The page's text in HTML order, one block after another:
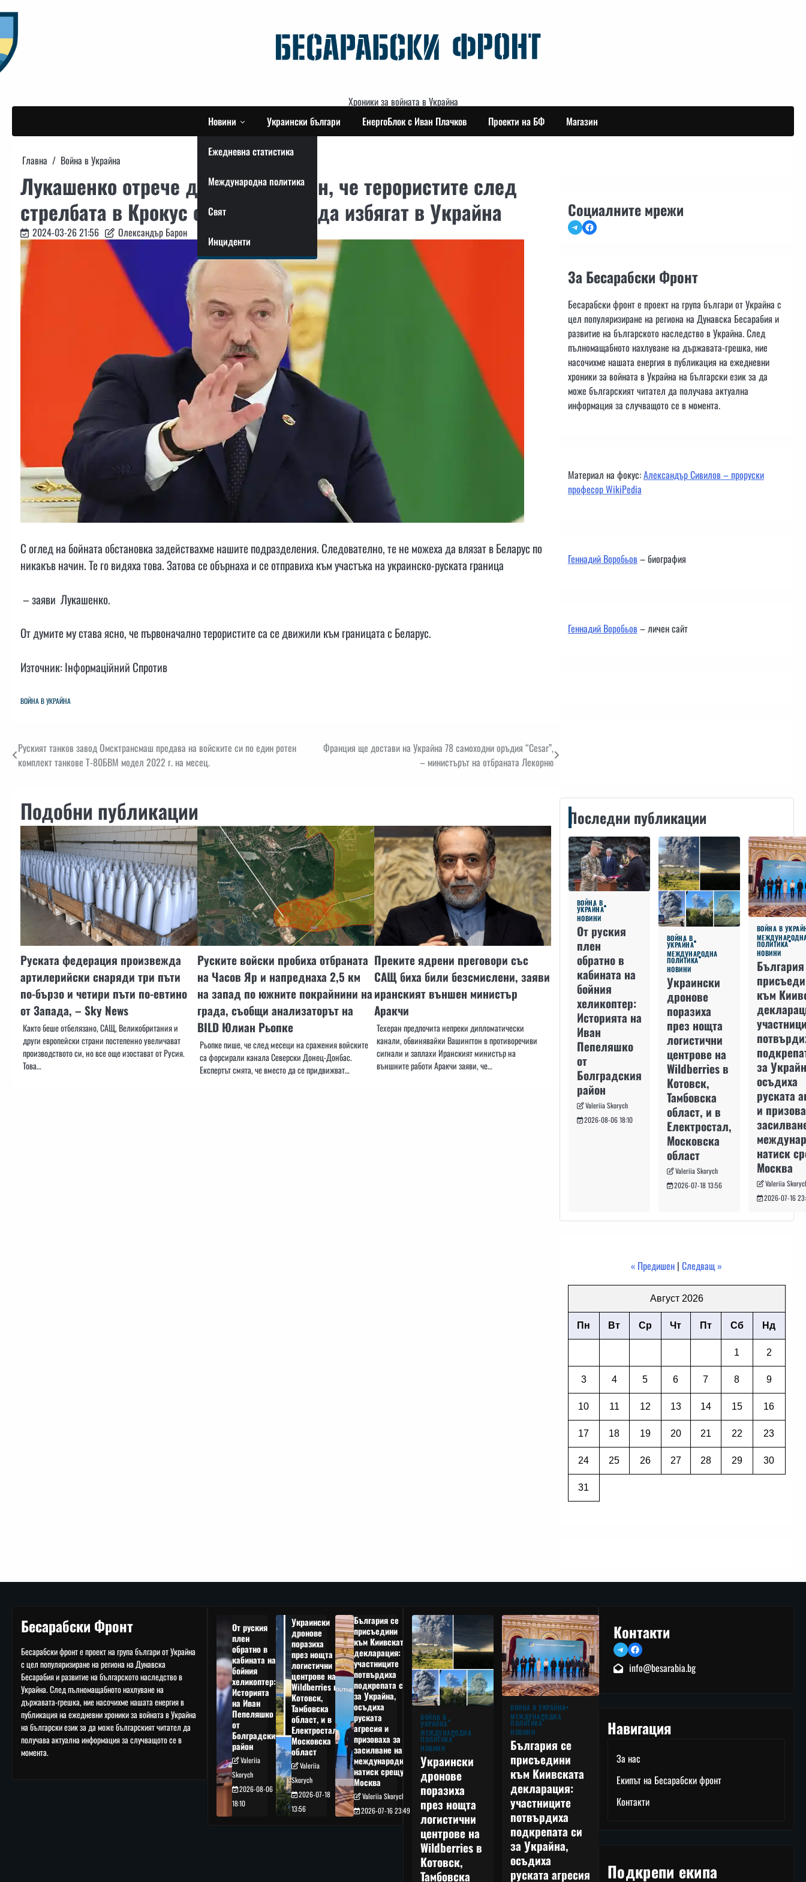
to
content
Хроники за войната в Украйна
Новини
Ежедневна статистика
Международна политика
Свят
Инциденти
Украински българи ЕнергоБлок с Иван Плачков Проекти на БФ Магазин
Главна Война в Украйна
Лукашенко отрече думите на Путин, че терористите след
стрелбата в Крокус са се опитали да избягат в Украйна
2024-03-26 21:56 Олександър Барон
С оглед на бойната обстановка задействахме нашите подразделения. Следователно, те не можеха да влязат в Беларус по
никакъв начин. Те го видяха това. Затова се обърнаха и се отправиха към участъка на украинско-руската граница
– заяви Лукашенко.
От думите му става ясно, че първоначално терористите са се движили към границата с Беларус.
Източник: Інформаційний Спротив
ВОЙНА В УКРАЙНА
Навигация
Руският танков завод Омсктрансмаш предава на войските си по един ротен
комплект танкове Т-80БВМ модел 2022 г. на месец.
Франция ще достави на Украйна 78 самоходни оръдия “Cesar”,
– министърът на отбраната Лекорню
Подобни публикации
Руската федерация произвежда
артилерийски снаряди три пъти
по-бързо и четири пъти по-евтино
от Запада, – Sky News
Както беше отбелязано, САЩ, Великобритания и
други европейски страни постепенно увеличават
производството си, но все още изостават от Русия.
Това…
Руските войски пробиха отбраната
на Часов Яр и напреднаха 2,5 км
на запад по южните покрайнини на
града, съобщи анализаторът на
BILD Юлиан Рьопке
Рьопке пише, че след месеци на сражения войските
са форсирали канала Северски Донец-Донбас.
Експертът смята, че вместо да се придвижват…
Преките ядрени преговори със
САЩ биха били безсмислени, заяви
иранският външен министър
Аракчи
Техеран предпочита непреки дипломатически
канали, обвинявайки Вашингтон в противоречиви
сигнали и заплахи Иранският министър на
външните работи Аракчи заяви, че…
Социалните мрежи
TelegramFacebook
За Бесарабски Фронт
Бесарабски фронт е проект на група българи от Украйна с
цел популяризиране на региона на Дунавска Бесарабия и
развитие на българското наследство в Украйна. След
пълномащабното нахлуване на държавата-грешка, ние
насочихме нашата енергия в публикация на ежедневни
хроники за войната в Украйна на български език за да
може българският читател да получава актуална
информация за случващото се в момента.
Материал на фокус:Александър Сивилов – проруски
професор WikiPedia
Геннадий Воробьов– биография
Геннадий Воробьов– личен сайт
Последни публикации
ВОЙНА В
УКРАЙНА
НОВИНИ
От руския
плен
обратно в
кабината на
бойния
хеликоптер:
Историята на
Иван
Пепеляшко
от
Болградския
район
Valeriia Skorych
2026-08-06 18:10
ВОЙНА В
УКРАЙНА
МЕЖДУНАРОДНА
ПОЛИТИКА
НОВИНИ
Украински
дронове
поразиха
през нощта
логистични
центрове на
Wildberries в
Котовск,
Тамбовска
област, и в
Електростал,
Московска
област
Valeriia Skorych
2026-07-18 13:56
ВОЙНА В
ПОЛИТИКА
НОВИНИ
към
за
осъдиха
руската
и
натиск
Москва
Valeriia
2026-07-16
« Предишен |Следващ »
Август 2026
Пн Вт Ср Чт Пт Сб Нд
1 2
3 4 5 6 7 8 9
10 11 12 13 14 15 16
17 18 19 20 21 22 23
24 25 26 27 28 29 30
31
Бесарабски Фронт
Бесарабски фронт е проект на група българи от Украйна
с цел популяризиране на региона на Дунавска
Бесарабия и развитие на българското наследство в
Украйна. След пълномащабното нахлуване на
държавата-грешка, ние насочихме нашата енергия в
публикация на ежедневни хроники за войната в Украйна
на български език за да може българският читател да
получава актуална информация за случващото се в
момента.
От руския
плен
обратно в
кабината на
бойния
хеликоптер:
Историята
на Иван
Пепеляшко
от
Болградския
район
Valeriia
Skorych
2026-08-06
18:10
Украински
дронове
поразиха
през нощта
логистични
центрове на
Wildberries в
Котовск,
Тамбовска
област, и в
Електростал,
Московска
област
Valeriia
Skorych
2026-07-18
13:56
България се
присъедини
към Киивската
декларация:
участниците
потвърдиха
подкрепата си
за Украйна,
осъдиха
руската
агресия и
призоваха за
засилване на
международния
натиск срещу
Москва
Valeriia Skorych
2026-07-16 23:49
ВОЙНА В
УКРАЙНА
МЕЖДУНАРОДНА
ПОЛИТИКА
НОВИНИ
Украински
дронове
поразиха
през нощта
логистични
центрове на
Wildberries в
Котовск,
Тамбовска
ВОЙНА В УКРАЙНА
МЕЖДУНАРОДНА
ПОЛИТИКА
НОВИНИ
България се
присъедини
към Киивската
декларация:
участниците
потвърдиха
подкрепата си
за Украйна,
осъдиха
руската агресия
Контакти
TelegramFacebook
info@besarabia.bg
Навигация
За нас
Екипът на Бесарабски фронт
Контакти
Подкрепи екипа